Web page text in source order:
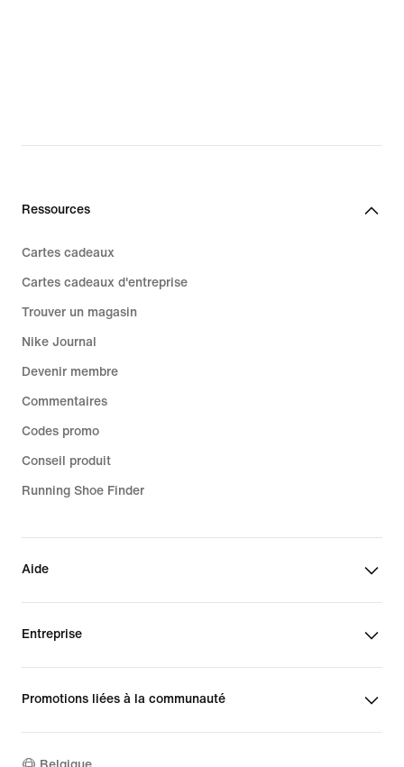
Ressources
Cartes cadeaux
Cartes cadeaux d'entreprise
Trouver un magasin
Nike Journal
Devenir membre
Commentaires
Codes promo
Conseil produit
Running Shoe Finder
Aide
Entreprise
Promotions liées à la communauté
Belgique